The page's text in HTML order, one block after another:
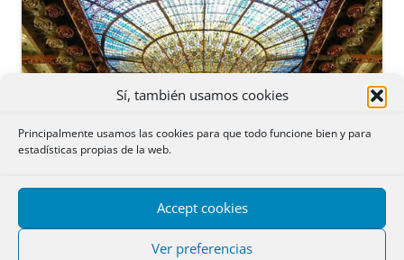
Sí, también usamos cookies
Principalmente usamos las cookies para que todo funcione bien y para
estadísticas propias de la web.
Accept cookies
Ver preferencias